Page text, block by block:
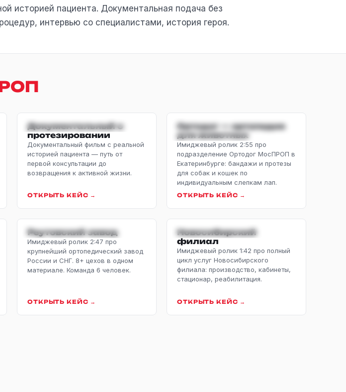
историей пациента. Документальная подача без
интервью со специалистами, история героя.
ДОКУМЕНТАЛЬНЫЙ
Документальный о
протезировании
Документальный фильм с реальной
историей пациента — путь от
первой консультации до
возвращения к активной жизни.
ОТКРЫТЬ КЕЙС →
ИМИДЖЕВЫЙ ·
ЖИВОТНЫЕ
Ортодог — ортопедия
для животных
Имиджевый ролик 2:55 про
подразделение Ортодог МосПРОП в
Екатеринбурге: бандажи и протезы
для собак и кошек по
индивидуальным слепкам лап.
ОТКРЫТЬ КЕЙС →
ИМИДЖЕВЫЙ · ЗАВОД
Реутовский завод
Имиджевый ролик 2:47 про
крупнейший ортопедический завод
России и СНГ. 8+ цехов в одном
материале. Команда 6 человек.
ОТКРЫТЬ КЕЙС →
ИМИДЖЕВЫЙ · ФИЛИАЛ
Новосибирский
филиал
Имиджевый ролик 1:42 про полный
цикл услуг Новосибирского
филиала: производство, кабинеты,
стационар, реабилитация.
ОТКРЫТЬ КЕЙС →